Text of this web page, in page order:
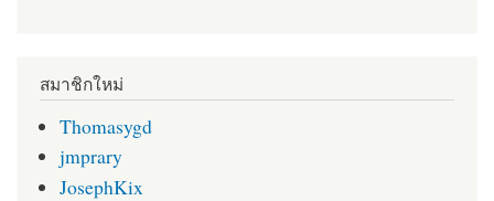
สมาชิกใหม่
Thomasygd
jmprary
JosephKix